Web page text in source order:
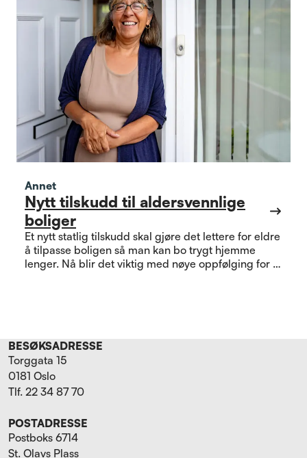
Annet
Nytt tilskudd til aldersvennlige
boliger
Et nytt statlig tilskudd skal gjøre det lettere for eldre
å tilpasse boligen så man kan bo trygt hjemme
lenger. Nå blir det viktig med nøye oppfølging for å
BESØKSADRESSE
Torggata 15
0181 Oslo
Tlf. 22 34 87 70
POSTADRESSE
Postboks 6714
St. Olavs Plass